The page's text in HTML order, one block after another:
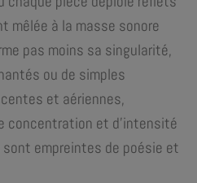
mêlée à la masse sonore
pas moins sa singularité,
ou de simples
et aériennes,
concentration et d’intensité
empreintes de poésie et